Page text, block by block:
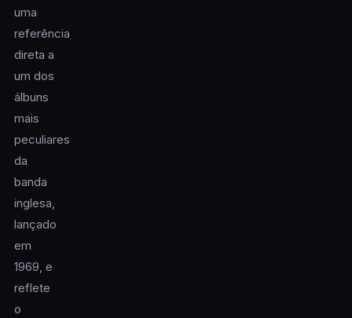
uma
referência
direta a
um dos
álbuns
mais
peculiares
da
banda
inglesa,
lançado
em
1969, e
reflete
o